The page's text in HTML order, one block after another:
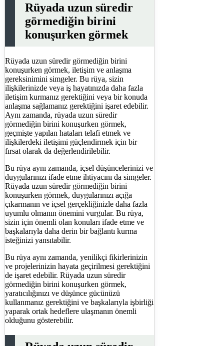
Rüyada uzun süredir
görmediğin birini
konuşurken görmek
Rüyada uzun süredir görmediğin birini
konuşurken görmek, iletişim ve anlaşma
gereksinimini simgeler. Bu rüya, sizin
ilişkilerinizde veya iş hayatınızda daha fazla
iletişim kurmanız gerektiğini veya bir konuda
anlaşma sağlamanız gerektiğini işaret edebilir.
Aynı zamanda, rüyada uzun süredir
görmediğin birini konuşurken görmek,
geçmişte yapılan hataları telafi etmek ve
ilişkilerdeki iletişimi güçlendirmek için bir
fırsat olarak da değerlendirilebilir.
Bu rüya aynı zamanda, içsel düşüncelerinizi ve
duygularınızı ifade etme ihtiyacını da simgeler.
Rüyada uzun süredir görmediğin birini
konuşurken görmek, duygularınızı açığa
çıkarmanın ve içsel gerçekliğinizle daha fazla
uyumlu olmanın önemini vurgular. Bu rüya,
sizin için önemli olan konuları ifade etme ve
başkalarıyla daha derin bir bağlantı kurma
isteğinizi yansıtabilir.
Bu rüya aynı zamanda, yenilikçi fikirlerinizin
ve projelerinizin hayata geçirilmesi gerektiğini
de işaret edebilir. Rüyada uzun süredir
görmediğin birini konuşurken görmek,
yaratıcılığınızı ve düşünce gücünüzü
kullanmanız gerektiğini ve başkalarıyla işbirliği
yaparak ortak hedeflere ulaşmanın önemli
olduğunu gösterebilir.